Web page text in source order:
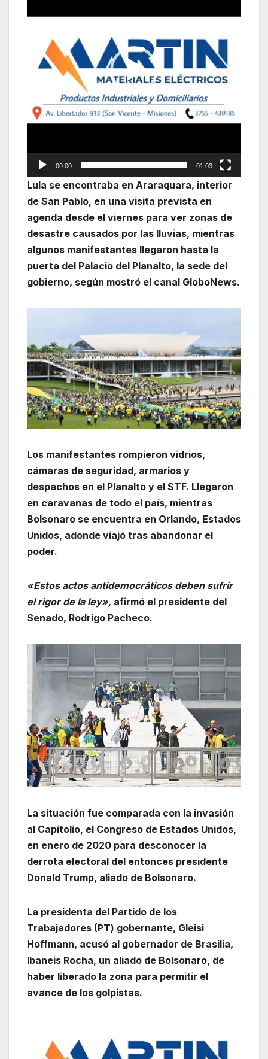
00:00 01:03
Lula se encontraba en Araraquara, interior
de San Pablo, en una visita prevista en
agenda desde el viernes para ver zonas de
desastre causados por las lluvias, mientras
algunos manifestantes llegaron hasta la
puerta del Palacio del Planalto, la sede del
gobierno, según mostró el canal GloboNews.
Los manifestantes rompieron vidrios,
cámaras de seguridad, armarios y
despachos en el Planalto y el STF. Llegaron
en caravanas de todo el país, mientras
Bolsonaro se encuentra en Orlando, Estados
Unidos, adonde viajó tras abandonar el
poder.
«Estos actos antidemocráticos deben sufrir
el rigor de la ley», afirmó el presidente del
Senado, Rodrigo Pacheco.
La situación fue comparada con la invasión
al Capitolio, el Congreso de Estados Unidos,
en enero de 2020 para desconocer la
derrota electoral del entonces presidente
Donald Trump, aliado de Bolsonaro.
La presidenta del Partido de los
Trabajadores (PT) gobernante, Gleisi
Hoffmann, acusó al gobernador de Brasilia,
Ibaneis Rocha, un aliado de Bolsonaro, de
haber liberado la zona para permitir el
avance de los golpistas.